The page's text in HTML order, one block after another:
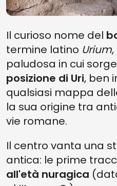
Il curioso nome del
termine latino Urium,
paludosa in cui
posizione di Uri, ben
qualsiasi mappa
la sua origine tra
vie romane.
Il centro vanta una
antica: le prime
all'età nuragica